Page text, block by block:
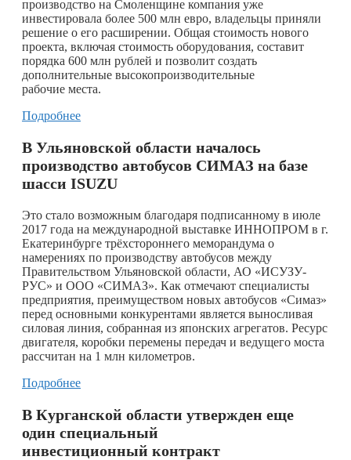
производство на Смоленщине компания уже
инвестировала более 500 млн евро, владельцы приняли
решение о его расширении. Общая стоимость нового
проекта, включая стоимость оборудования, составит
порядка 600 млн рублей и позволит создать
дополнительные высокопроизводительные
рабочие места.
Подробнее
В Ульяновской области началось
производство автобусов СИМАЗ на базе
шасси ISUZU
Это стало возможным благодаря подписанному в июле
2017 года на международной выставке ИННОПРОМ в г.
Екатеринбурге трёхстороннего меморандума о
намерениях по производству автобусов между
Правительством Ульяновской области, АО «ИСУЗУ-
РУС» и ООО «СИМАЗ». Как отмечают специалисты
предприятия, преимуществом новых автобусов «Симаз»
перед основными конкурентами является выносливая
силовая линия, собранная из японских агрегатов. Ресурс
двигателя, коробки перемены передач и ведущего моста
рассчитан на 1 млн километров.
Подробнее
В Курганской области утвержден еще
один специальный
инвестиционный контракт